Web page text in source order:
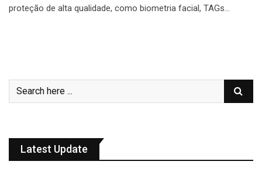
proteção de alta qualidade, como biometria facial, TAGs…
Latest Update